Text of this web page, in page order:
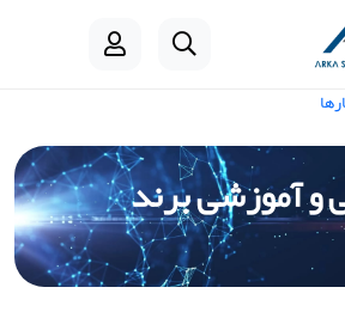
و آموزشی برند